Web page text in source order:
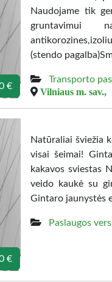
€
Naudojame tik
gruntavimui
(stendo
Transporto
Vilniaus m. sav.,
€
Natūraliai šviežia
visai šeimai!
kakavos sviestas
veido kaukė su
Gintaro jaunystės
Paslaugos